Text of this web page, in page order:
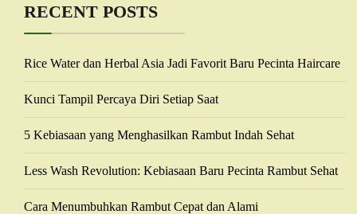
RECENT POSTS
Rice Water dan Herbal Asia Jadi Favorit Baru Pecinta Haircare
Kunci Tampil Percaya Diri Setiap Saat
5 Kebiasaan yang Menghasilkan Rambut Indah Sehat
Less Wash Revolution: Kebiasaan Baru Pecinta Rambut Sehat
Cara Menumbuhkan Rambut Cepat dan Alami